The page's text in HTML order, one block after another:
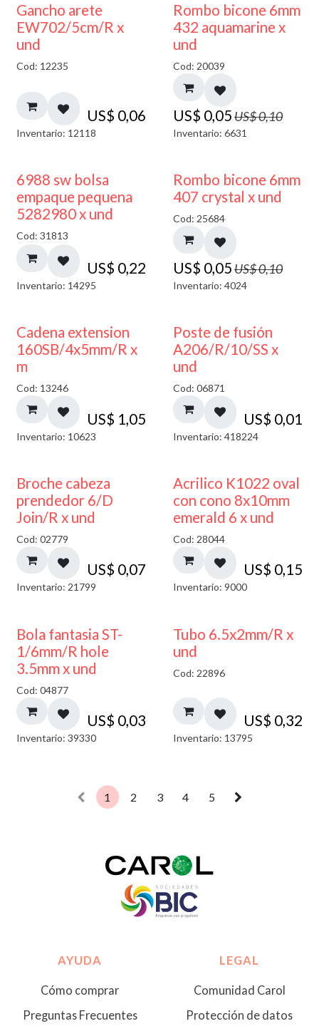
Gancho arete
EW702/5cm/R x
und
Cod: 12235
US$ 0,06
Inventario: 12118
50% DESCUENTO
Rombo bicone 6mm
432 aquamarine x
und
Cod: 20039
US$ 0,05US$0,10
Inventario: 6631
6988 sw bolsa
empaque pequena
5282980 x und
Cod: 31813
US$ 0,22
Inventario: 14295
50% DESCUENTO
Rombo bicone 6mm
407 crystal x und
Cod: 25684
US$ 0,05US$0,10
Inventario: 4024
Cadena extension
160SB/4x5mm/R x
m
Cod: 13246
US$ 1,05
Inventario: 10623
Poste de fusión
A206/R/10/SS x
und
Cod: 06871
US$ 0,01
Inventario: 418224
Broche cabeza
prendedor 6/D
Join/R x und
Cod: 02779
US$ 0,07
Inventario: 21799
Acrilico K1022 oval
con cono 8x10mm
emerald 6 x und
Cod: 28044
US$ 0,15
Inventario: 9000
Bola fantasia ST-
1/6mm/R hole
3.5mm x und
Cod: 04877
US$ 0,03
Inventario: 39330
Tubo 6.5x2mm/R x
und
Cod: 22896
US$ 0,32
Inventario: 13795
1 2 3 4 5
AYUDA
Cómo comprar
Preguntas Frecuentes
LEGAL
Comunidad Carol
Protección de datos